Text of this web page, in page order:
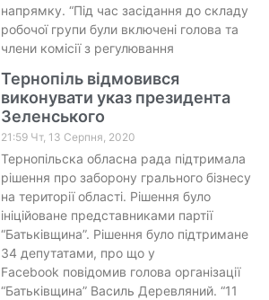
напрямку. “Під час засідання до складу
робочої групи були включені голова та
члени комісії з регулювання
Тернопіль відмовився
виконувати указ президента
Зеленського
21:59 Чт, 13 Серпня, 2020
Тернопільска обласна рада підтримала
рішення про заборону грального бізнесу
на території області. Рішення було
ініційоване представниками партії
“Батьківщина”. Рішення було підтримане
34 депутатами, про що у
Facebook повідомив голова організації
“Батьківщина” Василь Деревляний. “11